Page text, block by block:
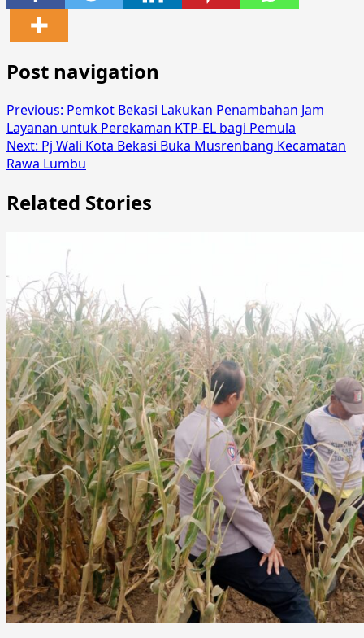
Post navigation
Previous: Pemkot Bekasi Lakukan Penambahan Jam
Layanan untuk Perekaman KTP-EL bagi Pemula
Next: Pj Wali Kota Bekasi Buka Musrenbang Kecamatan
Rawa Lumbu
Related Stories